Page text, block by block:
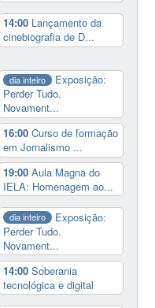
14:00 Lançamento da
cinebiografia de D...
dia inteiro
Exposição:
Perder Tudo.
Novament...
16:00Curso de formação
em Jornalismo ...
19:00Aula Magna do
IELA: Homenagem ao...
dia inteiro
Exposição:
Perder Tudo.
Novament...
14:00Soberania
tecnológica e digital